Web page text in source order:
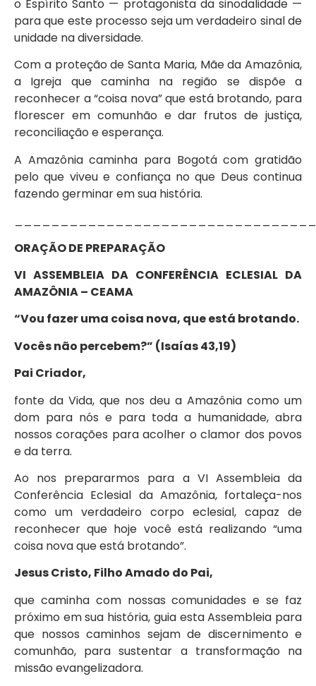
o Espírito Santo — protagonista da sinodalidade —
para que este processo seja um verdadeiro sinal de
unidade na diversidade.
Com a proteção de Santa Maria, Mãe da Amazônia,
a Igreja que caminha na região se dispõe a
reconhecer a “coisa nova” que está brotando, para
florescer em comunhão e dar frutos de justiça,
reconciliação e esperança.
A Amazônia caminha para Bogotá com gratidão
pelo que viveu e confiança no que Deus continua
fazendo germinar em sua história.
ORAÇÃO DE PREPARAÇÃO
VI ASSEMBLEIA DA CONFERÊNCIA ECLESIAL DA
AMAZÔNIA – CEAMA
“Vou fazer uma coisa nova, que está brotando.
Vocês não percebem?” (Isaías 43,19)
Pai Criador,
fonte da Vida, que nos deu a Amazônia como um
dom para nós e para toda a humanidade, abra
nossos corações para acolher o clamor dos povos
e da terra.
Ao nos prepararmos para a VI Assembleia da
Conferência Eclesial da Amazônia, fortaleça-nos
como um verdadeiro corpo eclesial, capaz de
reconhecer que hoje você está realizando “uma
coisa nova que está brotando”.
Jesus Cristo, Filho Amado do Pai,
que caminha com nossas comunidades e se faz
próximo em sua história, guia esta Assembleia para
que nossos caminhos sejam de discernimento e
comunhão, para sustentar a transformação na
missão evangelizadora.